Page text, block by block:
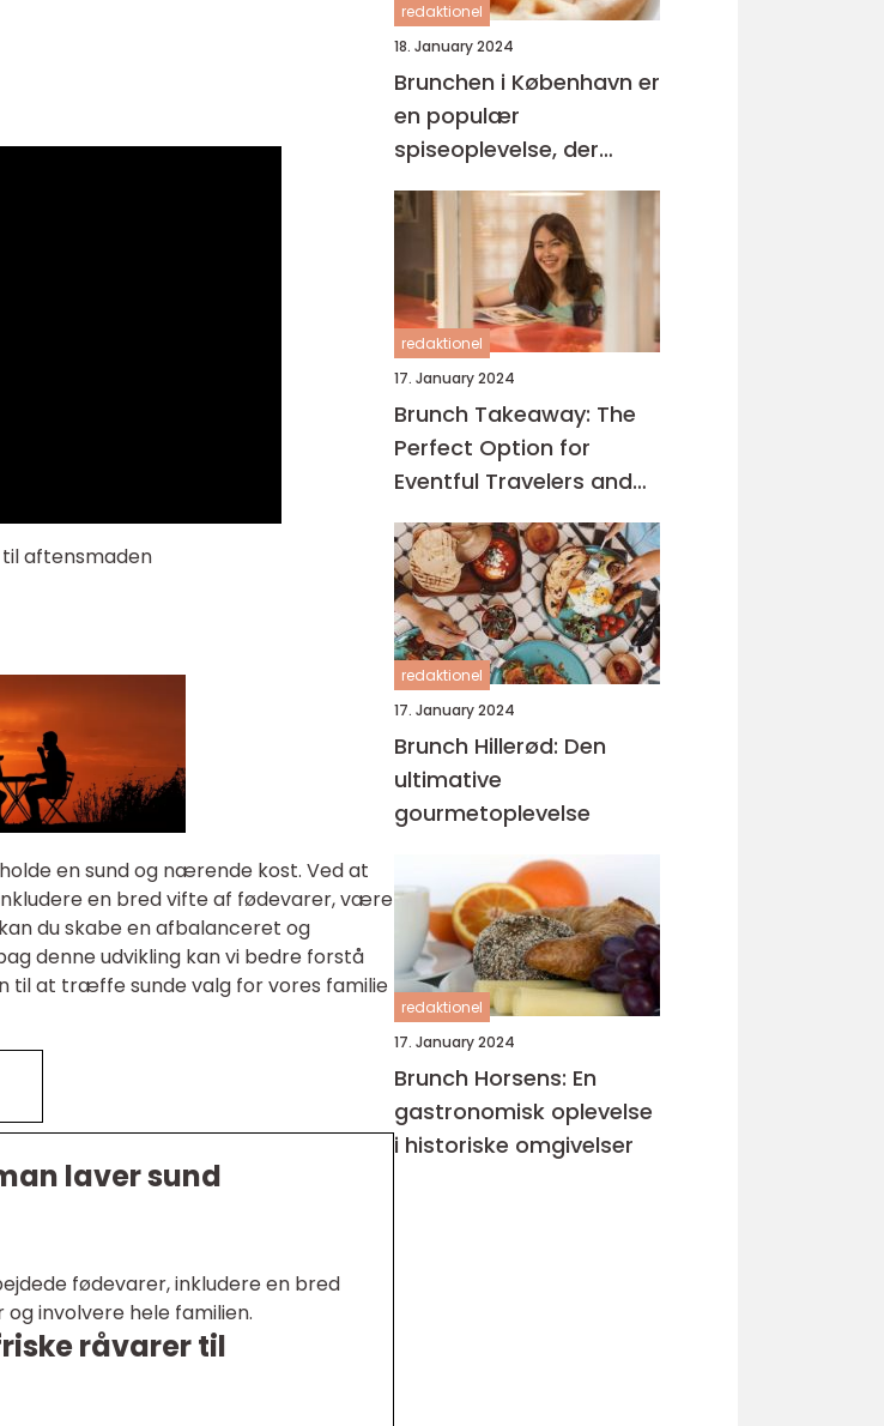
aftensmaden
en sund og nærende kost. Ved at
en bred vifte af fødevarer, være
du skabe en afbalanceret og
denne udvikling kan vi bedre forstå
til at træffe sunde valg for vores familie
laver sund
fødevarer, inkludere en bred
involvere hele familien.
råvarer til
redaktionel
18. January 2024
Brunchen i København er
en populær
spiseoplevelse, der
appellerer til både lokale
og turister
redaktionel
17. January 2024
Brunch Takeaway: The
Perfect Option for
Eventful Travelers and
Backpackers
redaktionel
17. January 2024
Brunch Hillerød: Den
ultimative
gourmetoplevelse
redaktionel
17. January 2024
Brunch Horsens: En
gastronomisk oplevelse
i historiske omgivelser